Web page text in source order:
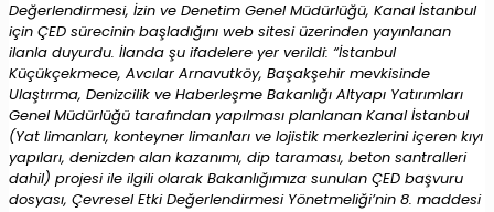
Değerlendirmesi, İzin ve Denetim Genel Müdürlüğü, Kanal İstanbul
için ÇED sürecinin başladığını web sitesi üzerinden yayınlanan
ilanla duyurdu. İlanda şu ifadelere yer verildi: “İstanbul
Küçükçekmece, Avcılar Arnavutköy, Başakşehir mevkisinde
Ulaştırma, Denizcilik ve Haberleşme Bakanlığı Altyapı Yatırımları
Genel Müdürlüğü tarafından yapılması planlanan Kanal İstanbul
(Yat limanları, konteyner limanları ve lojistik merkezlerini içeren kıyı
yapıları, denizden alan kazanımı, dip taraması, beton santralleri
dahil) projesi ile ilgili olarak Bakanlığımıza sunulan ÇED başvuru
dosyası, Çevresel Etki Değerlendirmesi Yönetmeliği’nin 8. maddesi